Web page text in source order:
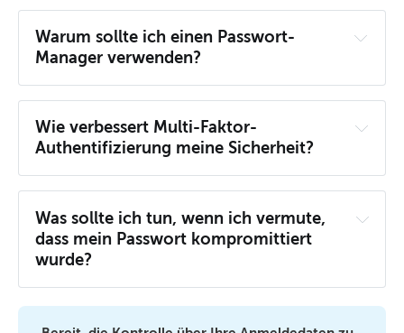
Warum sollte ich einen Passwort-
Manager verwenden?
Wie verbessert Multi-Faktor-
Authentifizierung meine Sicherheit?
Was sollte ich tun, wenn ich vermute,
dass mein Passwort kompromittiert
wurde?